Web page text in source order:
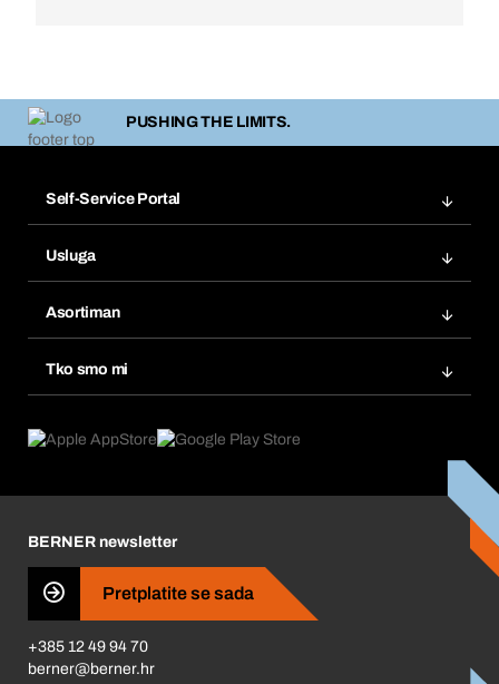
PUSHING THE LIMITS.
Self-Service Portal
Popisi želja
Ponovno naručivanje
Pretplate
Usluga
Tražitelji proizvoda
Asortiman
Tko smo mi
Što nas pokreće
Business Conduct
BERNER newsletter
Pretplatite se sada
+385 12 49 94 70
berner@berner.hr